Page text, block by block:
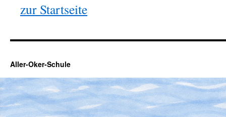
zur Startseite
Aller-Oker-Schule